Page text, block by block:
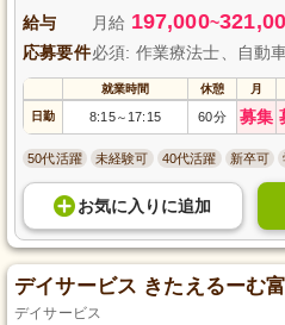
給与 月給 197,000~
応募要件必須: 作業療法士、自動
就業時間 休憩 月
日勤 8:15～ 17:15 60分 募集
50代活躍 未経験可 40代活躍 新卒可
お気に入り に追加
デイサービス きたえるーむ
デイサービス